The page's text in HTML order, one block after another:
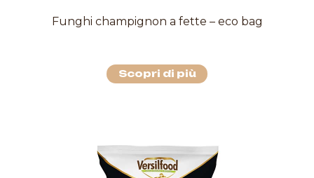
Funghi champignon a fette – eco bag
Scopri di più